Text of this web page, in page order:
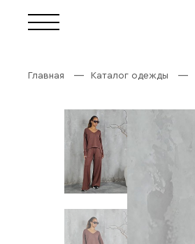
Главная Каталог одежды